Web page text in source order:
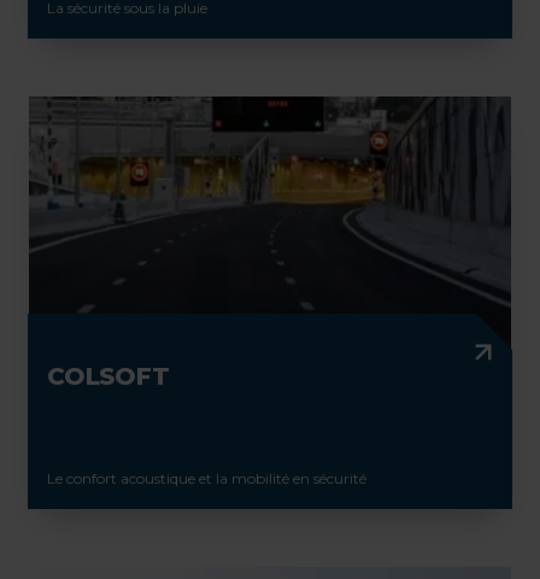
La sécurité sous la pluie
COLSOFT
Le confort acoustique et la mobilité en sécurité